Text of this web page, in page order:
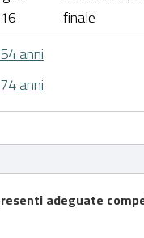
finale
anni
anni
adeguate